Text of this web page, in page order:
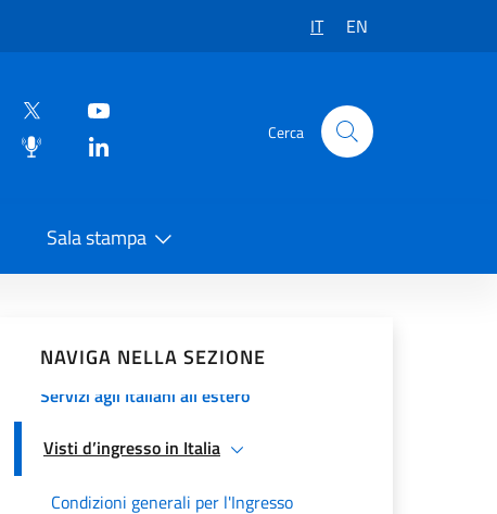
IT EN
Cerca
Sala stampa
NAVIGA NELLA SEZIONE
Servizi agli Italiani all'estero
Visti d’ingresso in Italia
Condizioni generali per l'Ingresso